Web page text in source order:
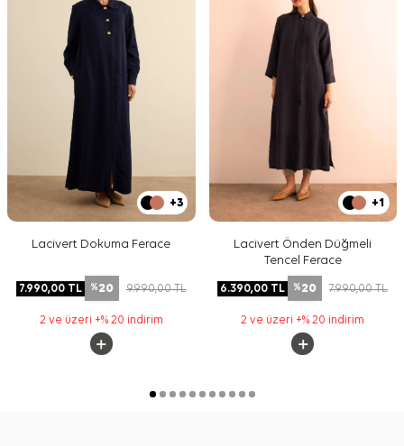
+3
Lacivert Dokuma Ferace
7.990,00TL %20 9.990,00TL
2 ve üzeri +% 20 indirim
+1
Lacivert Önden Düğmeli
Tencel Ferace
6.390,00 TL %20 7.990,00TL
2 ve üzeri +% 20 indirim